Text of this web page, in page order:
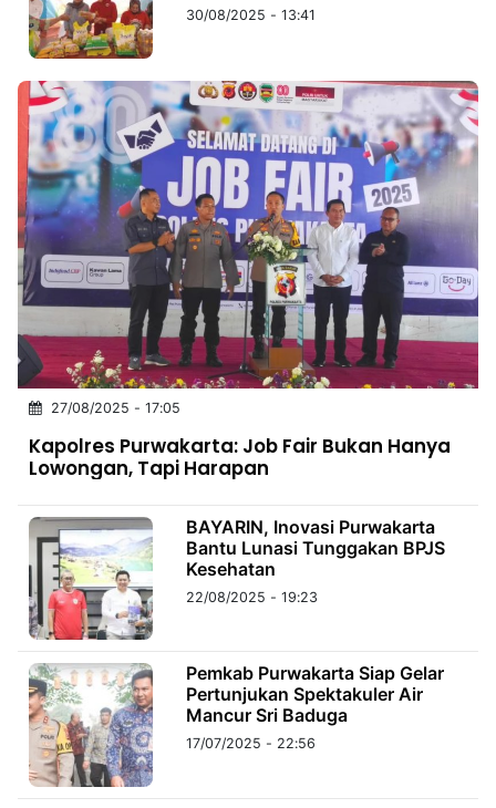
30/08/2025 - 13:41
27/08/2025 - 17:05
Kapolres Purwakarta: Job Fair Bukan Hanya
Lowongan, Tapi Harapan
BAYARIN, Inovasi Purwakarta
Bantu Lunasi Tunggakan BPJS
Kesehatan
22/08/2025 - 19:23
Pemkab Purwakarta Siap Gelar
Pertunjukan Spektakuler Air
Mancur Sri Baduga
17/07/2025 - 22:56